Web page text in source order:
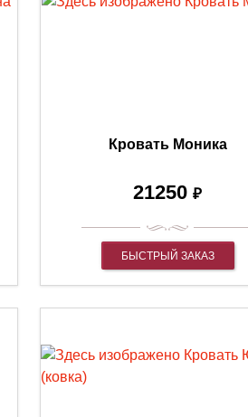
Кровать Моника
21250 ₽
БЫСТРЫЙ ЗАКАЗ